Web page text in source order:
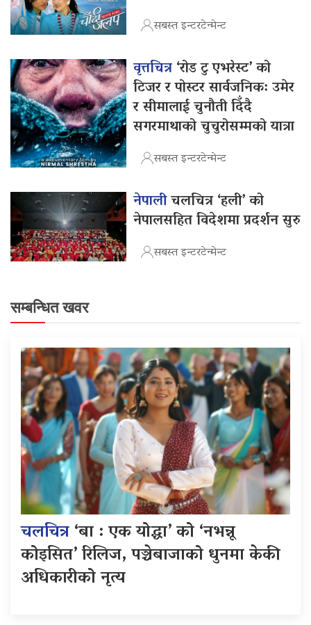
सबस्त इन्टरटेन्मेन्ट
वृत्तचित्र‘रोड टु एभरेस्ट’ को
टिजर र पोस्टर सार्वजनिक: उमेर
र सीमालाई चुनौती दिँदै
सगरमाथाको चुचुरोसम्मको यात्रा
सबस्त इन्टरटेन्मेन्ट
नेपालीचलचित्र ‘हली’ को
नेपालसहित विदेशमा प्रदर्शन सुरु
सबस्त इन्टरटेन्मेन्ट
सम्बन्धित खवर
चलचित्र‘बा : एक योद्धा’ को ‘नभन्नू
कोइसित’ रिलिज, पञ्चेबाजाको धुनमा केकी
अधिकारीको नृत्य